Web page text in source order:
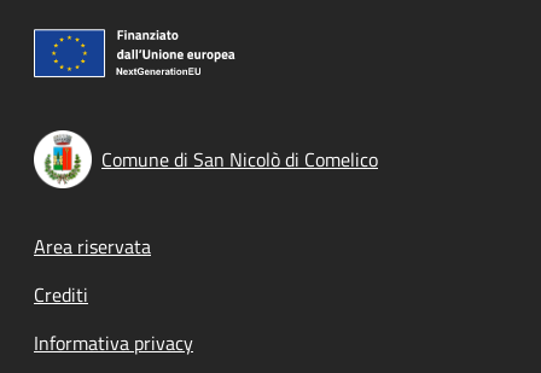
Comune di San Nicolò di Comelico
Footer menu
Area riservata
Crediti
Informativa privacy